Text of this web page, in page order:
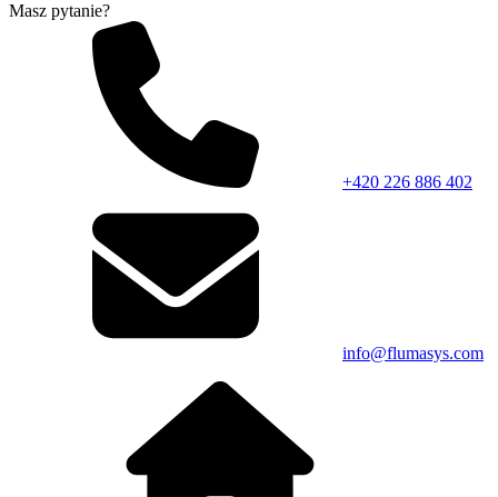
Masz pytanie?
+420 226 886 402
info@flumasys.com